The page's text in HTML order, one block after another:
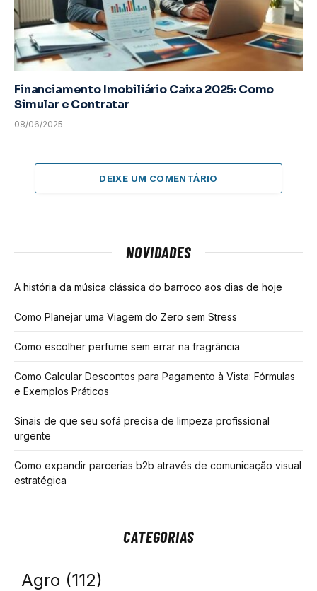
Financiamento Imobiliário Caixa 2025: Como
Simular e Contratar
08/06/2025
DEIXE UM COMENTÁRIO
NOVIDADES
A história da música clássica do barroco aos dias de hoje
Como Planejar uma Viagem do Zero sem Stress
Como escolher perfume sem errar na fragrância
Como Calcular Descontos para Pagamento à Vista: Fórmulas
e Exemplos Práticos
Sinais de que seu sofá precisa de limpeza profissional
urgente
Como expandir parcerias b2b através de comunicação visual
estratégica
CATEGORIAS
Agro (112)